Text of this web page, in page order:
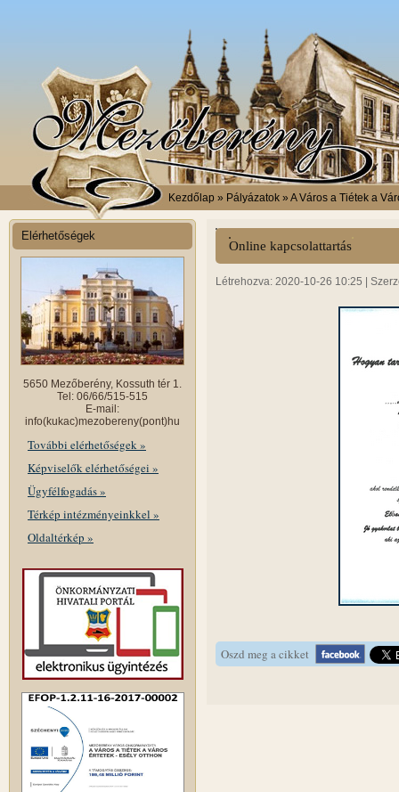
Kezdőlap » Pályázatok » A Város a Tiétek a
EFOP-1.2.11-16-2017-00002 » Események »
Elérhetőségek
5650 Mezőberény, Kossuth tér 1.
Tel: 06/66/515-515
E-mail:
info(kukac)mezobereny(pont)hu
További elérhetőségek »
Képviselők elérhetőségei »
Ügyfélfogadás »
Térkép intézményeinkkel »
Oldaltérkép »
Online kapcsolattartás
Létrehozva: 2020-10-26 10:25 |
Oszd meg a cikket